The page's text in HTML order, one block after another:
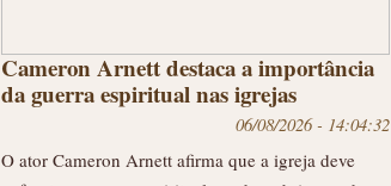
Cameron Arnett destaca a importância
da guerra espiritual nas igrejas
06/08/2026 - 14:04:32
O ator Cameron Arnett afirma que a igreja deve